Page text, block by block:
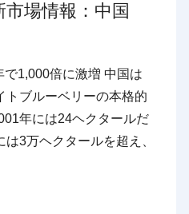
場情報：中国
p
d
x
t
1,000倍に激増 中国は
トブルーベリーの本格的
年には24ヘクタールだ
3万ヘクタールを超え、